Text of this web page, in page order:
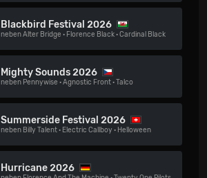
Blackbird Festival 2026
nebenAlter Bridge · Florence Black·Cardinal Black
Mighty Sounds 2026
neben Pennywise ·Agnostic Front·Talco
Summerside Festival 2026
neben Billy Talent· Electric Callboy · Helloween
Hurricane 2026